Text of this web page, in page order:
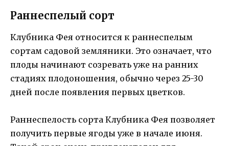
Раннеспелый сорт
Клубника Фея относится к раннеспелым
сортам садовой земляники. Это означает, что
плоды начинают созревать уже на ранних
стадиях плодоношения, обычно через 25-30
дней после появления первых цветков.
Раннеспелость сорта Клубника Фея позволяет
получить первые ягоды уже в начале июня.